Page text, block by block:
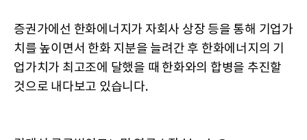
증권가에선 한화에너지가 자회사 상장 등을 통해 기업가
치를 높이면서 한화 지분을 늘려간 후 한화에너지의 기
업가치가 최고조에 달했을 때 한화와의 합병을 추진할
것으로 내다보고 있습니다.